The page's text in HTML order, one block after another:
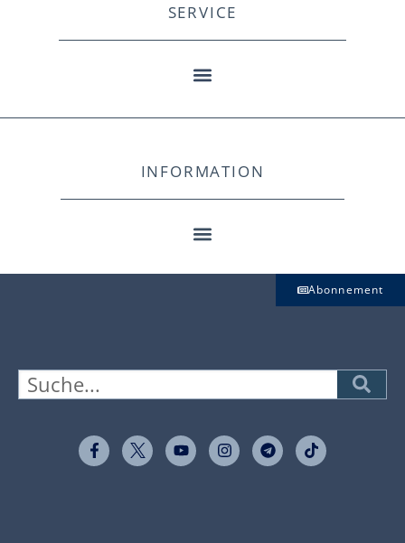
SERVICE
INFORMATION
Abonnement